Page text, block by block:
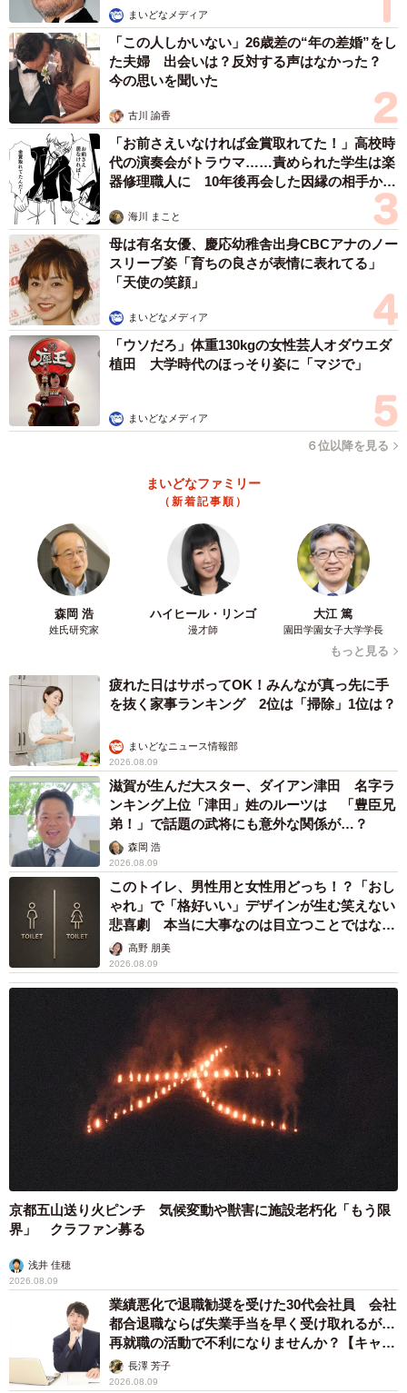
一方で、「医療費」についてはフル出社の人（1.9％）より
リモートワークの人(6.1％)の出費が多い結果になりまし
た。調査を行った同社は、この結果について、出社よりも
在宅の方が病院に通いやすいためではないかと述べていま
す。
【出典】
株式会社LASSIC（ラシック）／リモートワークと貯金
https://www.lassic.co.jp/
まいどなメディア
「この人しかいない」26歳差の“年の差婚”をし
た夫婦 出会いは？反対する声はなかった？
今の思いを聞いた
古川 諭香
「お前さえいなければ金賞取れてた！」高校時
代の演奏会がトラウマ……責められた学生は楽
器修理職人に 10年後再会した因縁の相手から
海川 まこと
母は有名女優、慶応幼稚舎出身CBCアナのノー
スリーブ姿「育ちの良さが表情に表れてる」
「天使の笑顔」
まいどなメディア
「ウソだろ」体重130kgの女性芸人オダウエダ
植田 大学時代のほっそり姿に「マジで」
まいどなメディア
６位以降を見る
まいどなファミリー
（新着記事順）
森岡 浩
姓氏研究家
ハイヒール・リンゴ
漫才師
大江 篤
園田学園女子大学学長
もっと見る
疲れた日はサボってOK！みんなが真っ先に手
を抜く家事ランキング 2位は「掃除」1位は？
まいどなニュース情報部
2026.08.09
滋賀が生んだ大スター、ダイアン津田 名字ラ
ンキング上位「津田」姓のルーツは 「豊臣兄
弟！」で話題の武将にも意外な関係が…？
森岡 浩
2026.08.09
このトイレ、男性用と女性用どっち！？「おし
ゃれ」で「格好いい」デザインが生む笑えない
悲喜劇 本当に大事なのは目立つことではな
く…高野 朋美
2026.08.09
京都五山送り火ピンチ 気候変動や獣害に施設老朽化「もう限
界」 クラファン募る
浅井 佳穂
2026.08.09
業績悪化で退職勧奨を受けた30代会社員 会社
都合退職ならば失業手当を早く受け取れるが…
再就職の活動で不利になりませんか？【キャリ
アカウンセラーが解説】
長澤 芳子
2026.08.09